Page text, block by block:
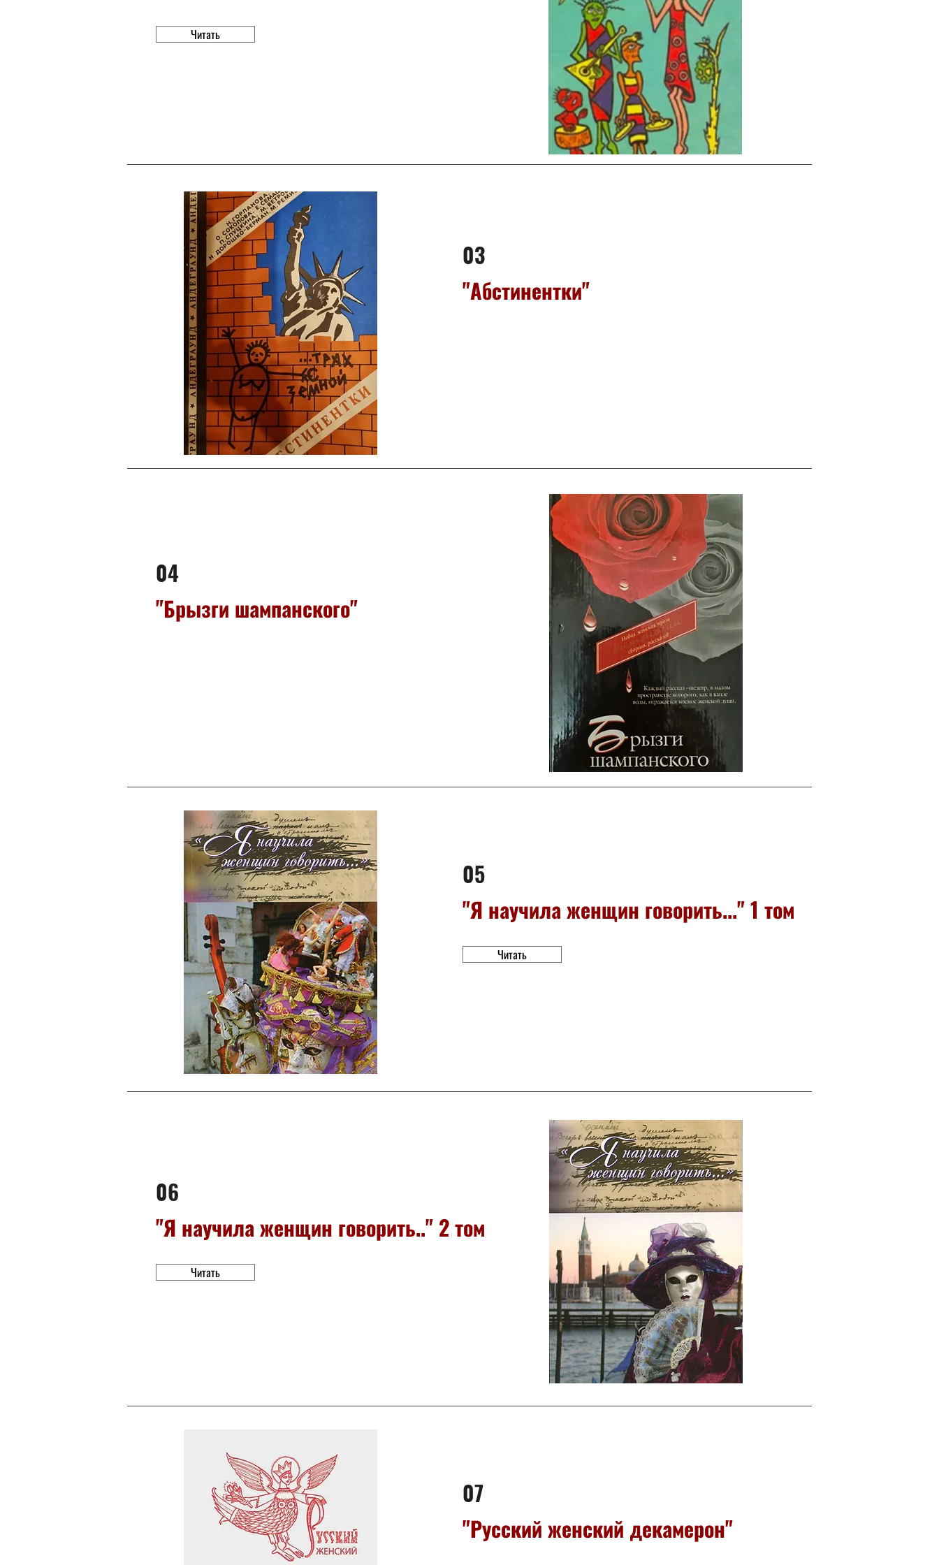
Читать
03
"Абстинентки"
04
"Брызги шампанского"
05
"Я научила женщин говорить..." 1 том
Читать
06
"Я научила женщин говорить.." 2 том
Читать
07
"Русский женский декамерон"